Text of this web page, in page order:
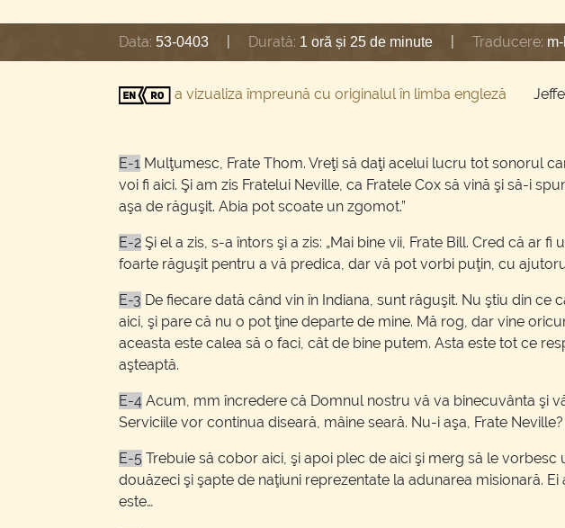
Data: 53-0403 Durată: 1 oră și 25 de minute Traducere:
a vizualiza împreună cu originalul în limba engleză
E-1 Mulţumesc, Frate Thom. Vreţi să daţi acelui lucru tot sonorul
voi fi aici. Şi am zis Fratelui Neville, ca Fratele Cox să vină şi să-i
aşa de răguşit. Abia pot scoate un zgomot.”
E-2 Şi el a zis, s-a întors şi a zis: „Mai bine vii, Frate Bill. Cred că ar
foarte răguşit pentru a vă predica, dar vă pot vorbi puţin, cu
E-3 De fiecare dată când vin în Indiana, sunt răguşit. Nu ştiu din
aici, şi pare că nu o pot ţine departe de mine. Mă rog, dar vine
aceasta este calea să o faci, cât de bine putem. Asta este tot ce
aşteaptă.
E-4 Acum, mm încredere că Domnul nostru vă va binecuvânta şi
Serviciile vor continua diseară, mâine seară. Nu-i aşa, Frate
E-5 Trebuie să cobor aici, şi apoi plec de aici şi merg să le
douăzeci şi şapte de naţiuni reprezentate la adunarea misionară.
este…